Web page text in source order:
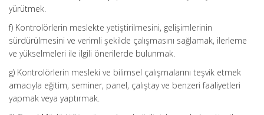
yürütmek.
f) Kontrolörlerin meslekte yetiştirilmesini, gelişimlerinin
sürdürülmesini ve verimli şekilde çalışmasını sağlamak, ilerleme
ve yükselmeleri ile ilgili önerilerde bulunmak.
g) Kontrolörlerin mesleki ve bilimsel çalışmalarını teşvik etmek
amacıyla eğitim, seminer, panel, çalıştay ve benzeri faaliyetleri
yapmak veya yaptırmak.